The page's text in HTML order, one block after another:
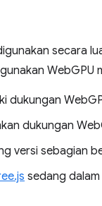
secara
dukungan
dukungan
versi sebagian
sedang